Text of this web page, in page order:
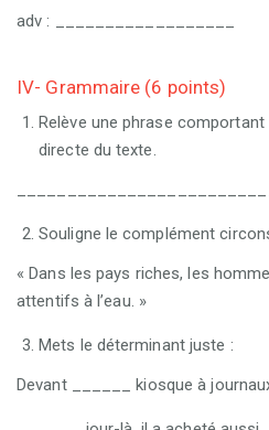
adv : __________________
IV- Grammaire (6 points)
Relève une phrase
directe du texte.
Souligne le complément
« Dans les pays riches, les
attentifs à l’eau. »
Mets le déterminant juste :
Devant ______ kiosque à